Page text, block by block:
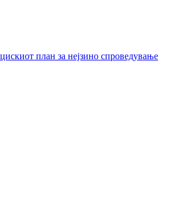
план за нејзино спроведување